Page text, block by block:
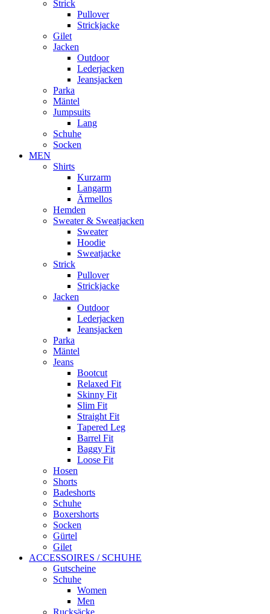
Strick
Pullover
Strickjacke
Gilet
Jacken
Outdoor
Lederjacken
Jeansjacken
Parka
Mäntel
Jumpsuits
Lang
Schuhe
Socken
MEN
Shirts
Kurzarm
Langarm
Ärmellos
Hemden
Sweater & Sweatjacken
Sweater
Hoodie
Sweatjacke
Strick
Pullover
Strickjacke
Jacken
Outdoor
Lederjacken
Jeansjacken
Parka
Mäntel
Jeans
Bootcut
Relaxed Fit
Skinny Fit
Slim Fit
Straight Fit
Tapered Leg
Barrel Fit
Baggy Fit
Loose Fit
Hosen
Shorts
Badeshorts
Schuhe
Boxershorts
Socken
Gürtel
Gilet
ACCESSOIRES / SCHUHE
Gutscheine
Schuhe
Women
Men
Rucksäcke